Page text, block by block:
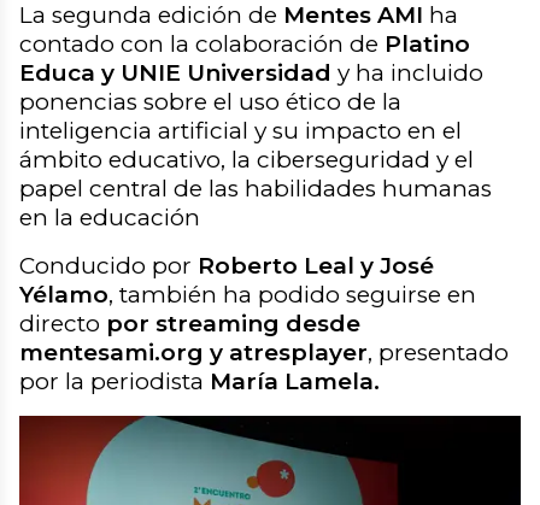
La segunda edición de Mentes AMI ha
contado con la colaboración de Platino
Educa y UNIE Universidad y ha incluido
ponencias sobre el uso ético de la
inteligencia artificial y su impacto en el
ámbito educativo, la ciberseguridad y el
papel central de las habilidades humanas
en la educación
Conducido por Roberto Leal y José
Yélamo, también ha podido seguirse en
directo por streaming desde
mentesami.org y atresplayer, presentado
por la periodista María Lamela.
Resumen del 2º Encuentro Mentes AMI |
Fundación Atresmedia